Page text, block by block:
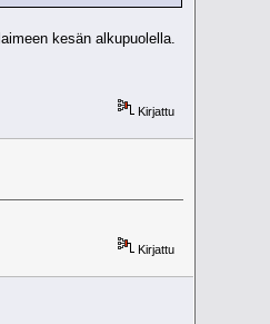
kesän alkupuolella.
Kirjattu
Kirjattu